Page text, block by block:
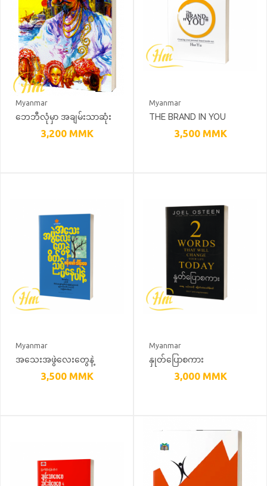
Myanmar
ဘေဘီလုံမှာ အချမ်းသာဆုံး
3,200 MMK
Myanmar
THE BRAND IN YOU
3,500 MMK
Myanmar
အသေးအဖွဲလေးတွေနဲ့
စိတ်ညစ်မနေပါနဲ့
3,500 MMK
Myanmar
နှုတ်ပြောစကား
3,000 MMK